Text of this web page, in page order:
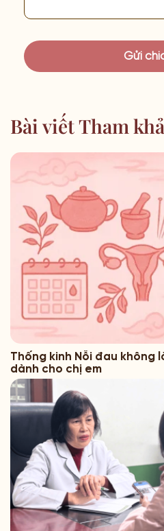
Bài viết Tham
Thống kinh Nỗi đau không
dành cho chị em